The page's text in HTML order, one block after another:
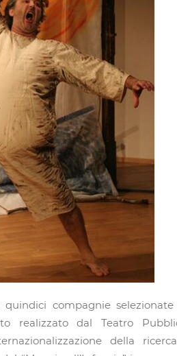
compagnie selezionate
realizzato dal Teatro
della